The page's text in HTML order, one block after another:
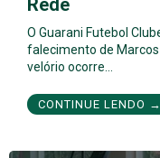
O Guarani Futebol
falecimento de Marcos
velório ocorre…
CONTINUE LENDO →